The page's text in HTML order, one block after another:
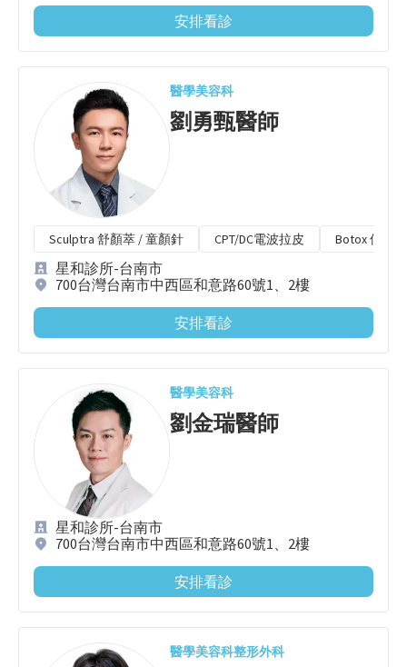
安排看診
醫學美容科
劉勇甄醫師
Sculptra 舒顏萃 / 童顏針 CPT/DC電波拉皮 Botox 保妥
星和診所-台南市
700台灣台南市中西區和意路60號1、2樓
安排看診
醫學美容科
劉金瑞醫師
星和診所-台南市
700台灣台南市中西區和意路60號1、2樓
安排看診
醫學美容科整形外科